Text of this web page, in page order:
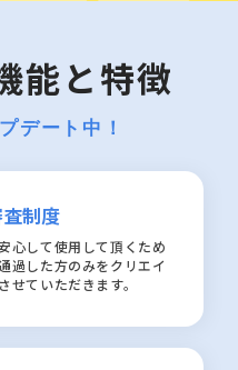
能と特徴
デート中！
制度
心して使用して頂くため
過した方のみをクリエイ
せていただきます。